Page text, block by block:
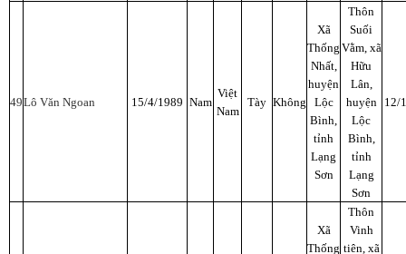
49Lô Văn Ngoan 15/4/1989 Nam
Việt
Nam
Tày Không
Xã
Thống
Nhất,
huyện
Lộc
Bình,
tỉnh
Lạng
Sơn
Thôn
Suối
Vằm, xã
Hữu
Lân,
huyện
Lộc
Bình,
tỉnh
Lạng
Sơn
12/
Xã
Thống
Thôn
Vinh
tiên, xã